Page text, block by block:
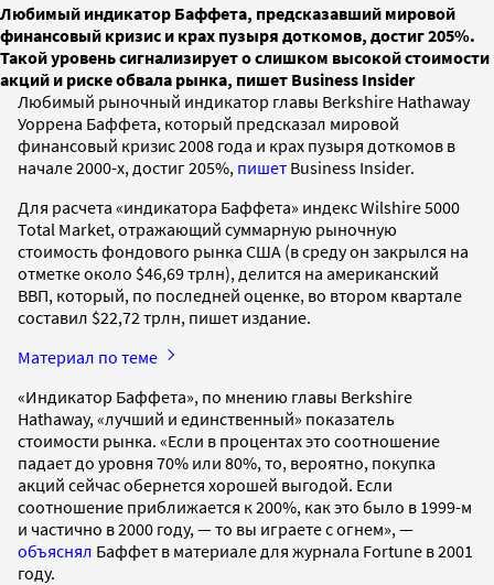
Любимый индикатор Баффета, предсказавший мировой
финансовый кризис и крах пузыря доткомов, достиг 205%.
Такой уровень сигнализирует о слишком высокой стоимости
акций и риске обвала рынка, пишет Business Insider
Любимый рыночный индикатор главы Berkshire Hathaway
Уоррена Баффета, который предсказал мировой
финансовый кризис 2008 года и крах пузыря доткомов в
начале 2000-х, достиг 205%, пишет Business Insider.
Для расчета «индикатора Баффета» индекс Wilshire 5000
Total Market, отражающий суммарную рыночную
стоимость фондового рынка США (в среду он закрылся на
отметке около $46,69 трлн), делится на американский
ВВП, который, по последней оценке, во втором квартале
составил $22,72 трлн, пишет издание.
Материал по теме
«Индикатор Баффета», по мнению главы Berkshire
Hathaway, «лучший и единственный» показатель
стоимости рынка. «Если в процентах это соотношение
падает до уровня 70% или 80%, то, вероятно, покупка
акций сейчас обернется хорошей выгодой. Если
соотношение приближается к 200%, как это было в 1999-м
и частично в 2000 году, — то вы играете с огнем», —
объяснял Баффет в материале для журнала Fortune в 2001
году.